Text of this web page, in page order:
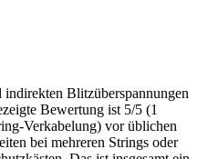
Blitzüberspannungen
Bewertung ist 5/5 (1
Verkabelung) vor üblichen
bei mehreren Strings oder